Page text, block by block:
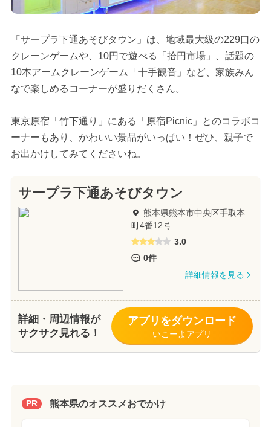
「サープラ下通あそびタウン」は、地域最大級の229口の
クレーンゲームや、10円で遊べる「拾円市場」、話題の
10本アームクレーンゲーム「十手観音」など、家族みん
なで楽しめるコーナーが盛りだくさん。
東京原宿「竹下通り」にある「原宿Picnic」とのコラボコ
ーナーもあり、かわいい景品がいっぱい！ぜひ、親子で
お出かけしてみてくださいね。
サープラ下通あそびタウン
熊本県熊本市中央区手取本
町4番12号
3.0
0件
詳細情報を見る
詳細・周辺情報が
サクサク見れる！
アプリをダウンロード
いこーよアプリ
PR 熊本県のオススメおでかけ